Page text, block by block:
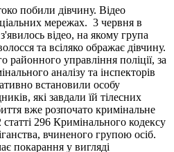
побили дівчину. Відео
мережах. 3 червня в
відео, на якому група
та всіляко ображає дівчину.
районного управління поліції, за
аналізу та інспекторів
встановили особу
які завдали їй тілесних
вже розпочато кримінальне
296 Кримінального кодексу
вчиненого групою осіб.
покарання у вигляді